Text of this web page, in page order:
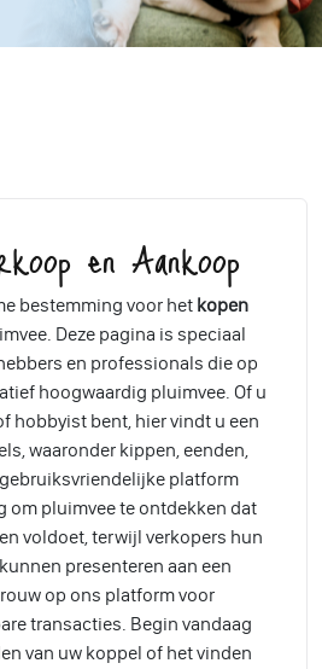
en Aankoop
bestemming voor het kopen
Deze pagina is speciaal
en professionals die op
hoogwaardig pluimvee. Of u
hobbyist bent, hier vindt u een
waaronder kippen, eenden,
platform
om pluimvee te ontdekken dat
voldoet, terwijl verkopers hun
presenteren aan een
op ons platform voor
transacties. Begin vandaag
van uw koppel of het vinden